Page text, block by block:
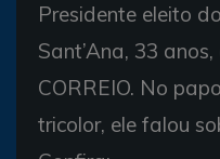
Presidente eleito
Sant’Ana, 33
CORREIO. No
tricolor, ele falou